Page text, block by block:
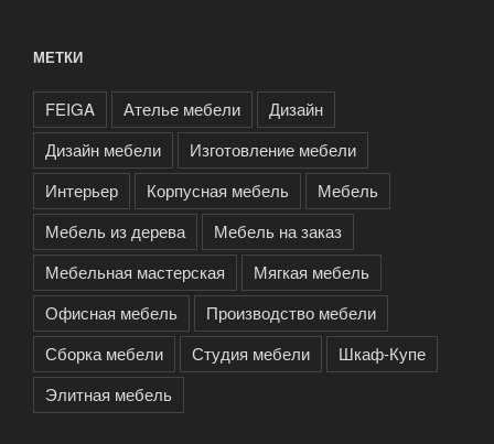
МЕТКИ
FEIGA Ателье мебели
Дизайн
Дизайн мебели
Изготовление мебели
Интерьер
Корпусная мебель
Мебель
Мебель из дерева
Мебель на заказ
Мебельная мастерская
Мягкая мебель
Офисная мебель
Производство мебели
Сборка мебели
Студия мебели
Шкаф-Купе
Элитная мебель